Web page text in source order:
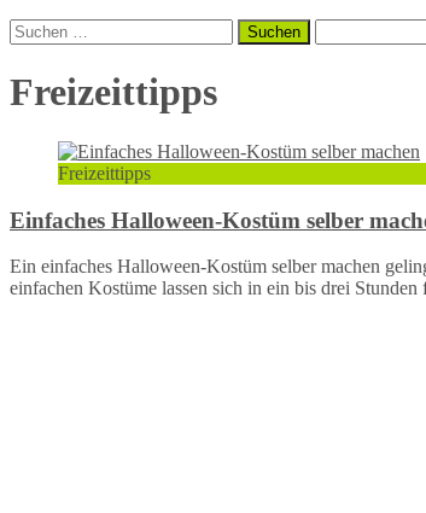
Suchen
nach:
Freizeittipps
Freizeittipps
Einfaches Halloween-Kostüm selber
Ein einfaches Halloween-Kostüm selber machen
einfachen Kostüme lassen sich in ein bis drei Stunden